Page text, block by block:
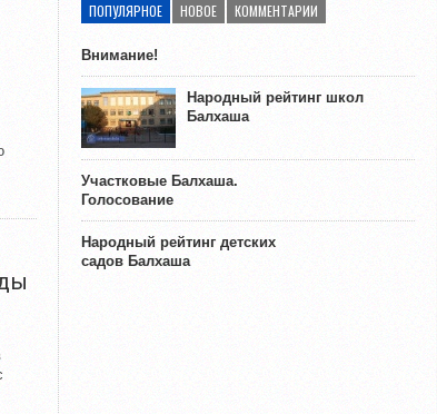
ПОПУЛЯРНОЕ НОВОЕ КОММЕНТАРИИ
Внимание!
Народный рейтинг школ
Балхаша
Участковые Балхаша.
Голосование
Народный рейтинг детских
садов Балхаша